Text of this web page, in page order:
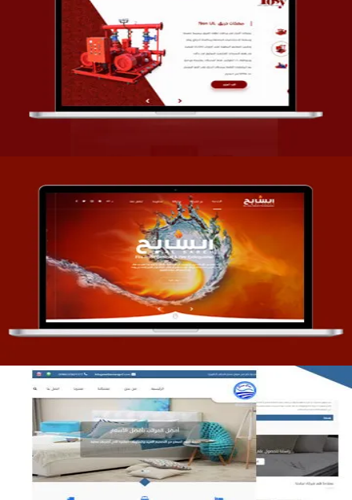
تصميم شركة قمة الأنظمة TOSY
التفاصيل
تصميم موقع السابح للصناعات المعدنية
التفاصيل
مصنع المراتب الخليجية